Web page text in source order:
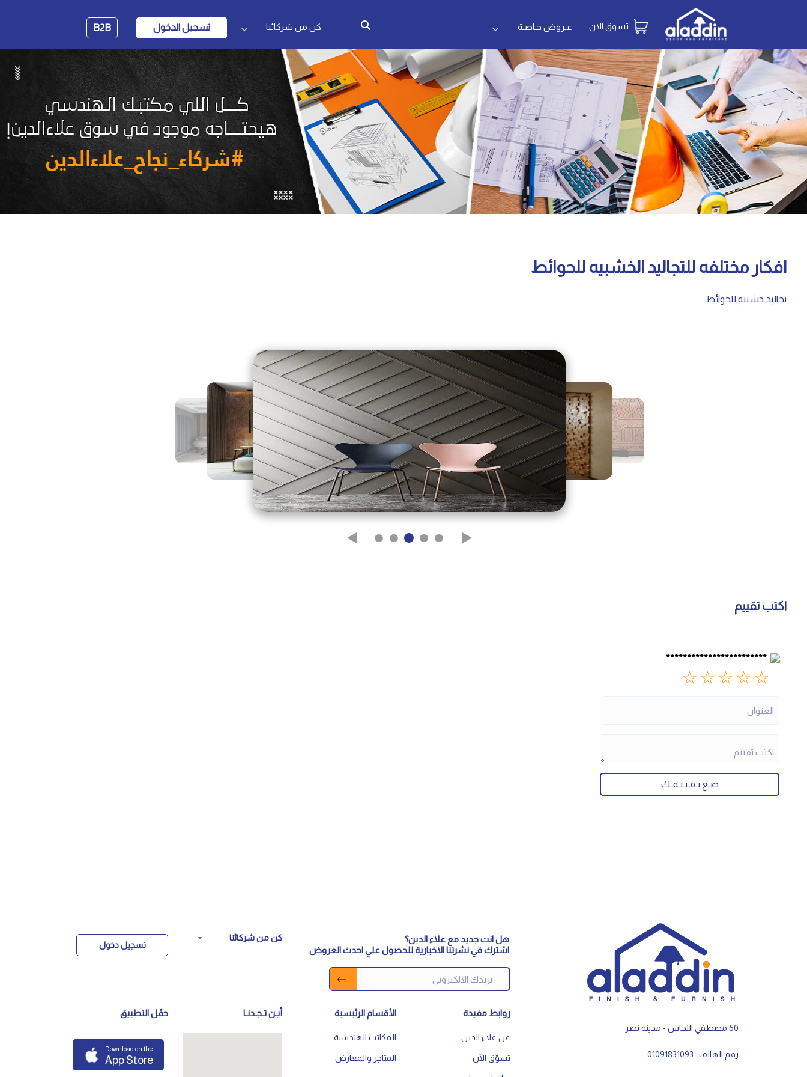
تسوق الان عـروض خـاصـة كن من شركائنا تسجيل الدخول B2B
افكار مختلفه للتجاليد الخشبيه للحوائط
تجاليد خشبيه للحوائط
اكتب تقييم
************************
☆ ☆ ☆ ☆ ☆
ضـع تـقـيـيـمـك
هل انت جديد مع علاء الدين؟
اشترك في نشرتنا الاخبارية للحصول علي احدث العروض
كن من شركائنا
تسجيل دخول
60 مصطفي النحاس - مدينه نصر
رقم الهاتف : 01091831093
روابط مفيدة
عن علاء الدين
تسوّق الآن
الأقسام الرئيسية
المكاتب الهندسية
المتاجر والمعارض
أيـن تـجـدنـا حمّل التطبيق
Download on the
App Store